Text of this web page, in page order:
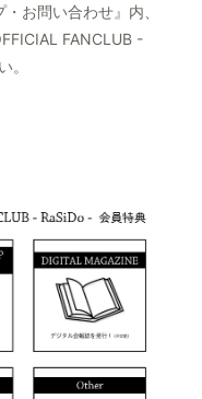
お問い合わせ』内、
FANCLUB -
。